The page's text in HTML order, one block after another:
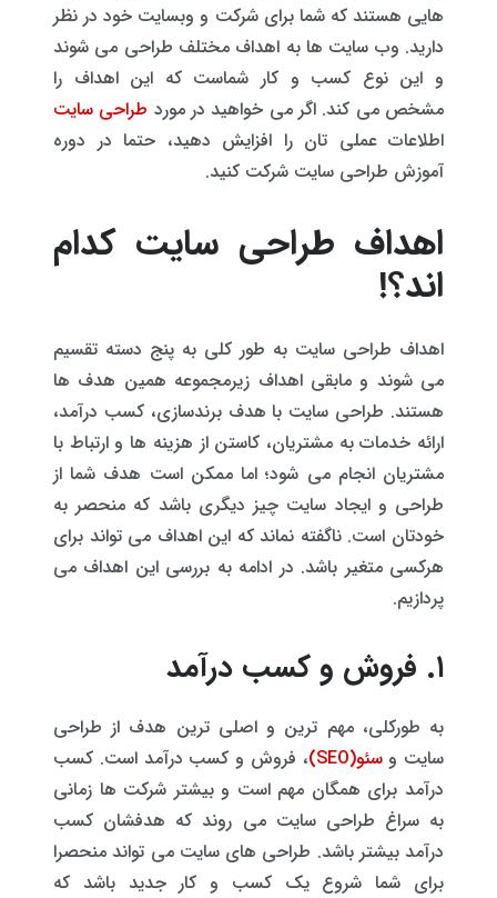
هایی هستند که شما برای شرکت و وبسایت خود در نظر
دارید. وب سایت ها به اهداف مختلف طراحی می شوند
و این نوع کسب و کار شماست که این اهداف را
مشخص می کند. اگر می خواهید در مورد طراحی سایت
اطلاعات عملی تان را افزایش دهید، حتما در دوره
آموزش طراحی سایت شرکت کنید.
اهداف طراحی سایت کدام
اند؟!
اهداف طراحی سایت به طور کلی به پنج دسته تقسیم
می شوند و مابقی اهداف زیرمجموعه همین هدف ها
هستند. طراحی سایت با هدف برندسازی، کسب درآمد،
ارائه خدمات به مشتریان، کاستن از هزینه ها و ارتباط با
مشتریان انجام می شود؛ اما ممکن است هدف شما از
طراحی و ایجاد سایت چیز دیگری باشد که منحصر به
خودتان است. ناگفته نماند که این اهداف می تواند برای
هرکسی متغیر باشد. در ادامه به بررسی این اهداف می
پردازیم.
۱. فروش و کسب درآمد
به طورکلی، مهم ترین و اصلی ترین هدف از طراحی
سایت و سئو(SEO)
، فروش و کسب درآمد است. کسب
درآمد برای همگان مهم است و بیشتر شرکت ها زمانی
به سراغ طراحی سایت می روند که هدفشان کسب
درآمد بیشتر باشد. طراحی های سایت می تواند منحصرا
برای شما شروع یک کسب و کار جدید باشد که